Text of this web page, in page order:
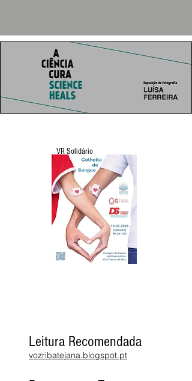
VR Solidário
Leitura Recomendada
vozribatejana.blogspot.pt